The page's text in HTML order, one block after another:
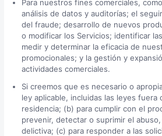
Para nuestros fines comerciales,
análisis de datos y auditorías; el
del fraude; desarrollo de nuevos
o modificar los Servicios; identificar
medir y determinar la eficacia de
promocionales; y la gestión y
actividades comerciales.
Si creemos que es necesario o
ley aplicable, incluidas las leyes fuera
residencia; (b) para cumplir con el
prevenir, detectar o suprimir el
delictiva; (c) para responder a las